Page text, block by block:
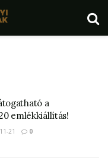
a
emlékkiállítás!
21 0